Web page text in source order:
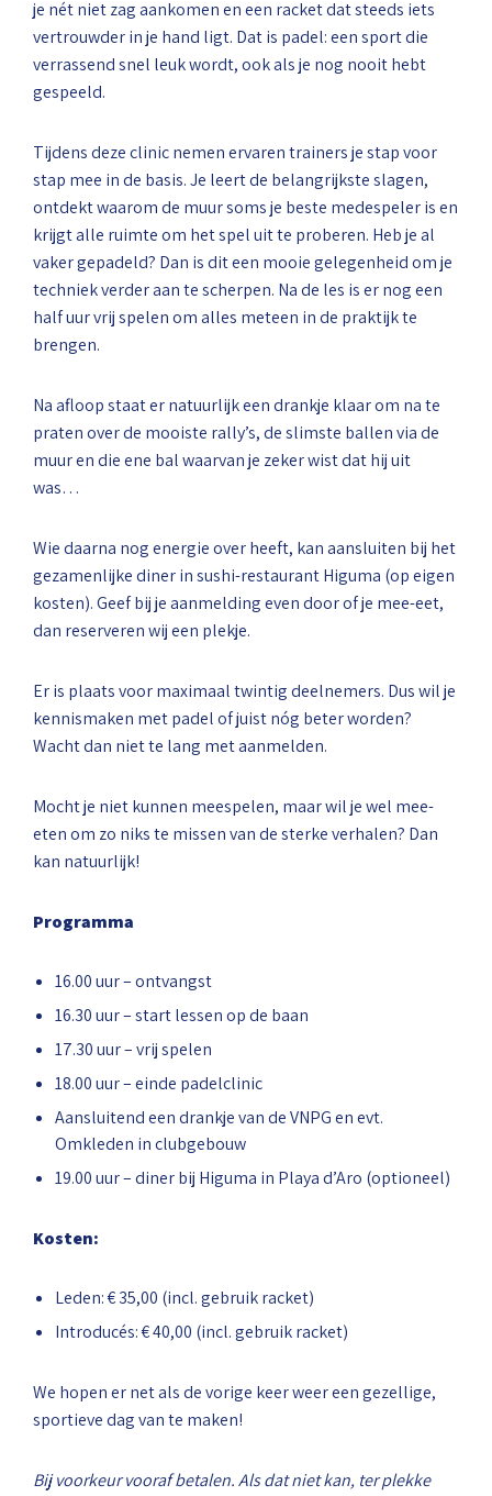
je nét niet zag aankomen en een racket dat steeds iets
vertrouwder in je hand ligt. Dat is padel: een sport die
verrassend snel leuk wordt, ook als je nog nooit hebt
gespeeld.
Tijdens deze clinic nemen ervaren trainers je stap voor
stap mee in de basis. Je leert de belangrijkste slagen,
ontdekt waarom de muur soms je beste medespeler is en
krijgt alle ruimte om het spel uit te proberen. Heb je al
vaker gepadeld? Dan is dit een mooie gelegenheid om je
techniek verder aan te scherpen. Na de les is er nog een
half uur vrij spelen om alles meteen in de praktijk te
brengen.
Na afloop staat er natuurlijk een drankje klaar om na te
praten over de mooiste rally’s, de slimste ballen via de
muur en die ene bal waarvan je zeker wist dat hij uit
was…
Wie daarna nog energie over heeft, kan aansluiten bij het
gezamenlijke diner in sushi-restaurant Higuma (op eigen
kosten). Geef bij je aanmelding even door of je mee-eet,
dan reserveren wij een plekje.
Er is plaats voor maximaal twintig deelnemers. Dus wil je
kennismaken met padel of juist nóg beter worden?
Wacht dan niet te lang met aanmelden.
Mocht je niet kunnen meespelen, maar wil je wel mee-
eten om zo niks te missen van de sterke verhalen? Dan
kan natuurlijk!
Programma
16.00 uur – ontvangst
16.30 uur – start lessen op de baan
17.30 uur – vrij spelen
18.00 uur – einde padelclinic
Aansluitend een drankje van de VNPG en evt.
Omkleden in clubgebouw
19.00 uur – diner bij Higuma in Playa d’Aro (optioneel)
Kosten:
Leden: € 35,00 (incl. gebruik racket)
Introducés: € 40,00 (incl. gebruik racket)
We hopen er net als de vorige keer weer een gezellige,
sportieve dag van te maken!
Bij voorkeur vooraf betalen. Als dat niet kan, ter plekke